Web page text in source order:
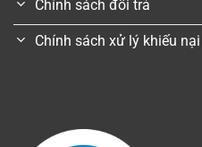
Chính sách đổi trả
Chính sách xử lý khiếu nại